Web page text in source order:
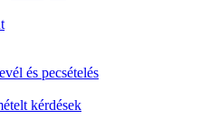
és pecsételés
kérdések